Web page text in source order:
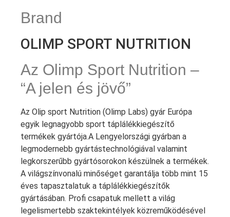
Brand
OLIMP SPORT NUTRITION
Az Olimp Sport Nutrition –
“A jelen és jövő”
Az Olip sport Nutrition (Olimp Labs) gyár Európa
egyik legnagyobb sport táplálékkiegészítő
termékek gyártója.A Lengyelországi gyárban a
legmodernebb gyártástechnológiával valamint
legkorszerűbb gyártósorokon készülnek a termékek.
A világszínvonalú minőséget garantálja több mint 15
éves tapasztalatuk a táplálékkiegészítők
gyártásában. Profi csapatuk mellett a világ
legelismertebb szaktekintélyek közreműködésével